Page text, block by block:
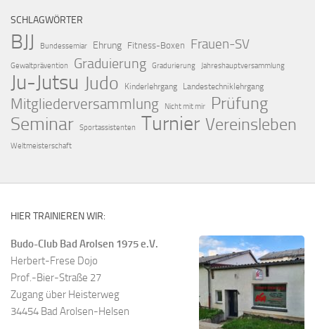
SCHLAGWÖRTER
BJJ Bundessemiar Ehrung Fitness-Boxen Frauen-SV
Gewaltprävention Graduierung Gradurierung Jahreshauptversammlung
Ju-Jutsu Judo Kinderlehrgang Landestechniklehrgang
Mitgliederversammlung Nicht mit mir Prüfung
Seminar Sportassistenten Turnier Vereinsleben
Weltmeisterschaft
HIER TRAINIEREN WIR:
Budo-Club Bad Arolsen 1975 e.V.
Herbert-Frese Dojo
Prof.-Bier-Straße 27
Zugang über Heisterweg
34454 Bad Arolsen-Helsen